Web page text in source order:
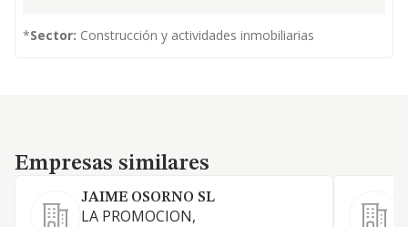
*Sector: Construcción y actividades inmobiliarias
Empresas similares
Empresas similares
JAIME OSORNO SL
LA PROMOCION,